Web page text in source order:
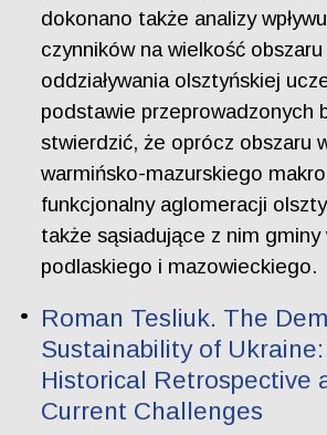
dokonano także analizy
czynników na wielkość
oddziaływania olsztyńskiej
podstawie przeprowadzonych
stwierdzić, że oprócz obszaru
warmińsko-mazurskiego
funkcjonalny aglomeracji
także sąsiadujące z nim
podlaskiego i mazowieckiego.
Roman Tesliuk. The
Sustainability of
Historical Retrospective
Current Challenges